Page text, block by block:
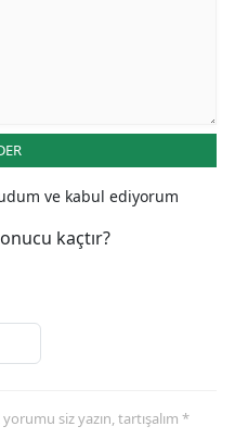
ve kabul ediyorum
kaçtır?
siz yazın, tartışalım *